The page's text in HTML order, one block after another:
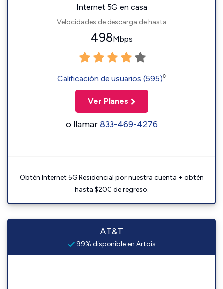
Internet 5G en casa
Velocidades de descarga de hasta
498Mbps
Calificación de usuarios (595)◊
Ver Planes
o llamar833-469-4276
Obtén Internet 5G Residencial por nuestra cuenta + obtén
hasta $200 de regreso.
AT&T
99% disponible en Artois